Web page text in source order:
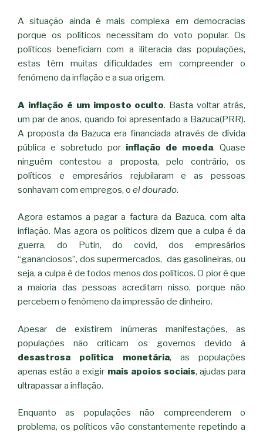
A situação ainda é mais complexa em democracias
porque os políticos necessitam do voto popular. Os
políticos beneficiam com a iliteracia das populações,
estas têm muitas dificuldades em compreender o
fenómeno da inflação e a sua origem.
A inflação é um imposto oculto. Basta voltar atrás,
um par de anos, quando foi apresentado a Bazuca(PRR).
A proposta da Bazuca era financiada através de dívida
pública e sobretudo por inflação de moeda. Quase
ninguém contestou a proposta, pelo contrário, os
políticos e empresários rejubilaram e as pessoas
sonhavam com empregos, o el dourado.
Agora estamos a pagar a factura da Bazuca, com alta
inflação. Mas agora os políticos dizem que a culpa é da
guerra, do Putin, do covid, dos empresários
“gananciosos”, dos supermercados, das gasolineiras, ou
seja, a culpa é de todos menos dos políticos. O pior é que
a maioria das pessoas acreditam nisso, porque não
percebem o fenômeno da impressão de dinheiro.
Apesar de existirem inúmeras manifestações, as
populações não criticam os governos devido à
desastrosa política monetária, as populações
apenas estão a exigir mais apoios sociais, ajudas para
ultrapassar a inflação.
Enquanto as populações não compreenderem o
problema, os políticos vão constantemente repetindo a